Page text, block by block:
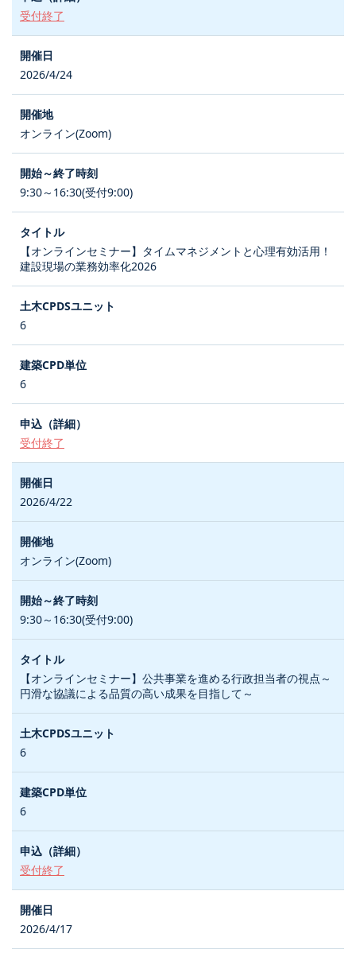
受付終了
2026/4/24
オンライン(Zoom)
9:30～16:30(受付9:00)
【オンラインセミナー】タイムマネジメントと心理有効活用！
建設現場の業務効率化2026
6
6
受付終了
2026/4/22
オンライン(Zoom)
9:30～16:30(受付9:00)
【オンラインセミナー】公共事業を進める行政担当者の視点～
円滑な協議による品質の高い成果を目指して～
6
6
受付終了
2026/4/17